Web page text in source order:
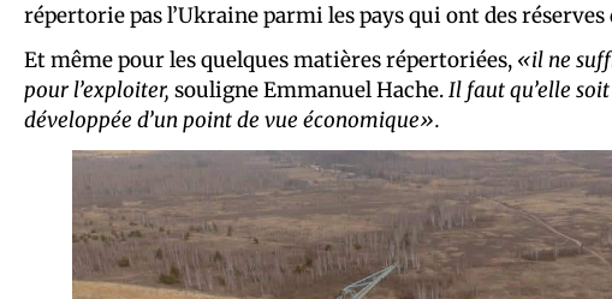
répertorie pas l’Ukraine parmi les pays qui ont des réserves
Et même pour les quelques matières répertoriées, «il ne
pour l’exploiter, souligne Emmanuel Hache.Il faut qu’elle
développée d’un point de vue économique».